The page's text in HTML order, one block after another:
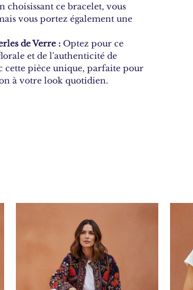
choisissant ce bracelet, vous
vous portez également une
de Verre : Optez pour ce
et de l'authenticité de
cette pièce unique, parfaite pour
à votre look quotidien.